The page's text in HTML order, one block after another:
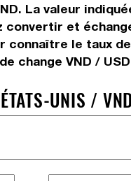
La valeur
et
le taux
change VND /
UNIS /